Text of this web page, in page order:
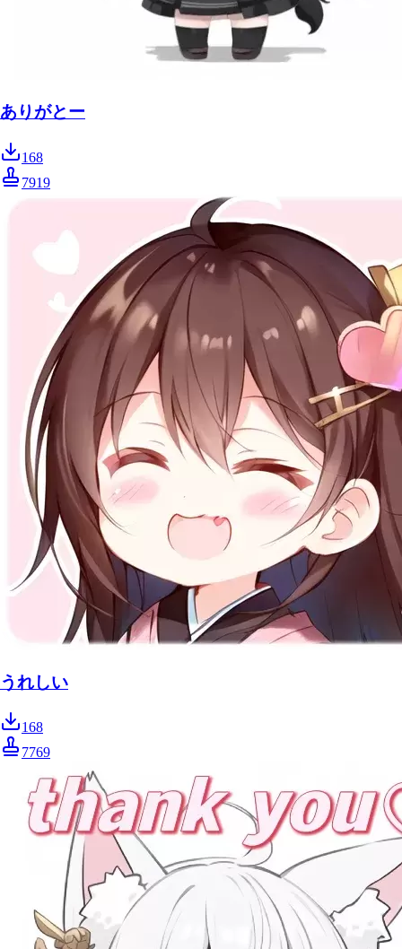
ありがとー
168
7919
うれしい
168
7769